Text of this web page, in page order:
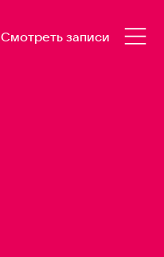
Смотреть записи